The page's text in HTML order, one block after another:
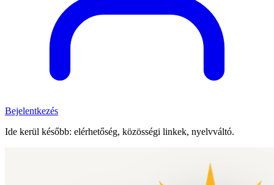
Bejelentkezés
Ide kerül később: elérhetőség, közösségi linkek, nyelvváltó.